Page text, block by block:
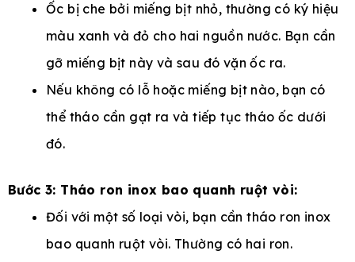
Ốc bị che bởi miếng bịt nhỏ, thường có ký hiệu
màu xanh và đỏ cho hai nguồn nước. Bạn cần
gỡ miếng bịt này và sau đó vặn ốc ra.
Nếu không có lỗ hoặc miếng bịt nào, bạn có
thể tháo cần gạt ra và tiếp tục tháo ốc dưới
đó.
Bước 3: Tháo ron inox bao quanh ruột vòi:
Đối với một số loại vòi, bạn cần tháo ron inox
bao quanh ruột vòi. Thường có hai ron.